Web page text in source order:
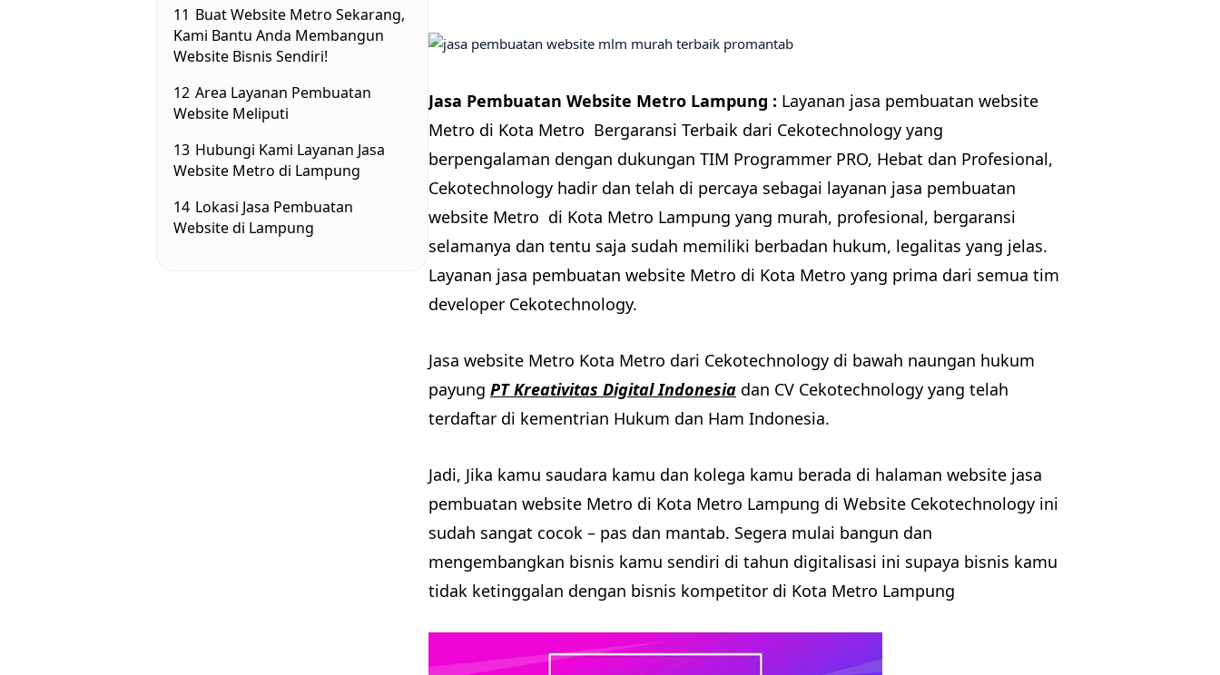
11 Buat Website Metro Sekarang,
Kami Bantu Anda Membangun
Website Bisnis Sendiri!
12 Area Layanan Pembuatan
Website Meliputi
13 Hubungi Kami Layanan Jasa
Website Metro di Lampung
14 Lokasi Jasa Pembuatan
Website di Lampung
Jasa Pembuatan Website Metro Lampung : Layanan jasa pembuatan website
Metro di Kota Metro Bergaransi Terbaik dari Cekotechnology yang
berpengalaman dengan dukungan TIM Programmer PRO, Hebat dan Profesional,
Cekotechnology hadir dan telah di percaya sebagai layanan jasa pembuatan
website Metro di Kota Metro Lampung yang murah, profesional, bergaransi
selamanya dan tentu saja sudah memiliki berbadan hukum, legalitas yang jelas.
Layanan jasa pembuatan website Metro di Kota Metro yang prima dari semua tim
developer Cekotechnology.
Jasa website Metro Kota Metro dari Cekotechnology di bawah naungan hukum
payung PT Kreativitas Digital Indonesia dan CV Cekotechnology yang telah
terdaftar di kementrian Hukum dan Ham Indonesia.
Jadi, Jika kamu saudara kamu dan kolega kamu berada di halaman website jasa
pembuatan website Metro di Kota Metro Lampung di Website Cekotechnology ini
sudah sangat cocok – pas dan mantab. Segera mulai bangun dan
mengembangkan bisnis kamu sendiri di tahun digitalisasi ini supaya bisnis kamu
tidak ketinggalan dengan bisnis kompetitor di Kota Metro Lampung